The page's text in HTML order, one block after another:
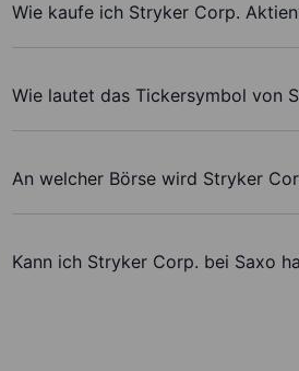
Wie kaufe ich Stryker Corp.
Wie lautet das Tickersymbol von
An welcher Börse wird Stryker
Kann ich Stryker Corp. bei Saxo